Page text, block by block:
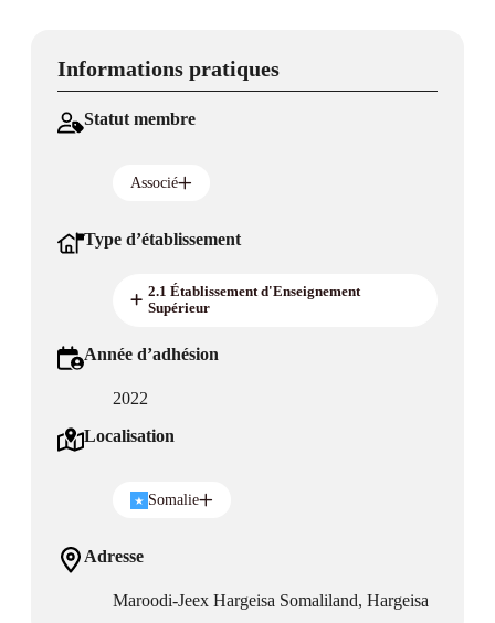
Informations pratiques
Statut membre
Associé
Type d’établissement
2.1 Établissement d'Enseignement
Supérieur
Année d’adhésion
2022
Localisation
Somalie
Adresse
Maroodi-Jeex Hargeisa Somaliland, Hargeisa